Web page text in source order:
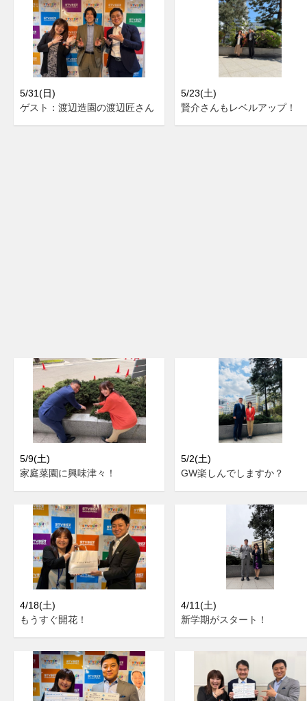
5/31(日)
ゲスト：渡辺造園の渡辺匠さん
5/23(土)
賢介さんもレベルアップ！
5/9(土)
家庭菜園に興味津々！
5/2(土)
GW楽しんでしますか？
4/18(土)
もうすぐ開花！
4/11(土)
新学期がスタート！